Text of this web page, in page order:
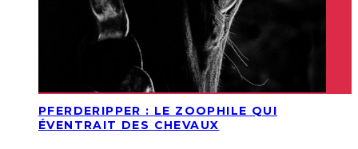
PFERDERIPPER : LE ZOOPHILE QUI
ÉVENTRAIT DES CHEVAUX